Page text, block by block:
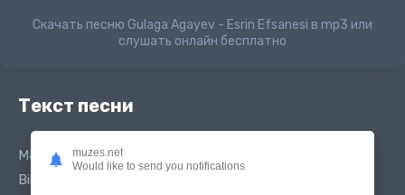
Скачать песню Gulaga Agayev - Esrin Efsanesi в mp3 или
слушать онлайн бесплатно
Текст песни
Mən eşqin pərvanəsiyəm
Bir nəfərin divanəsiyəm
muzes.net
Would like to send you notifications